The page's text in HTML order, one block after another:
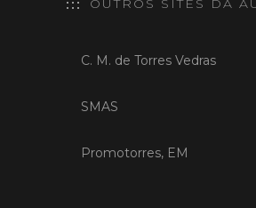
OUTROS SITES DA
C. M. de Torres Vedras
SMAS
Promotorres, EM